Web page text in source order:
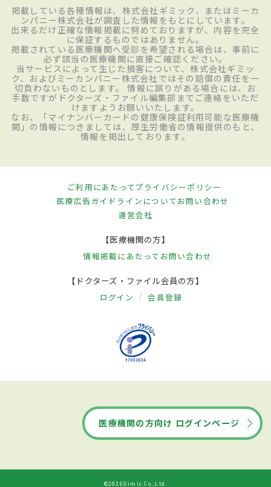
掲載している各種情報は、株式会社ギミック、またはミーカ
ンパニー株式会社が調査した情報をもとにしています。
出来るだけ正確な情報掲載に努めておりますが、内容を完全
に保証するものではありません。
掲載されている医療機関へ受診を希望される場合は、事前に
必ず該当の医療機関に直接ご確認ください。
当サービスによって生じた損害について、株式会社ギミッ
ク、およびミーカンパニー株式会社ではその賠償の責任を一
切負わないものとします。 情報に誤りがある場合には、お
手数ですがドクターズ・ファイル編集部までご連絡をいただ
けますようお願いいたします。
なお、「マイナンバーカードの健康保険証利用可能な医療機
関」の情報につきましては、厚生労働省の情報提供のもと、
情報を掲出しております。
ご利用にあたってプライバシーポリシー
医療広告ガイドラインについてお問い合わせ
運営会社
【医療機関の方】
情報掲載にあたって お問い合わせ
【ドクターズ・ファイル会員の方】
ログイン 会員登録
医療機関の方向け ログインページ
©2026Gimic Co.,Ltd.